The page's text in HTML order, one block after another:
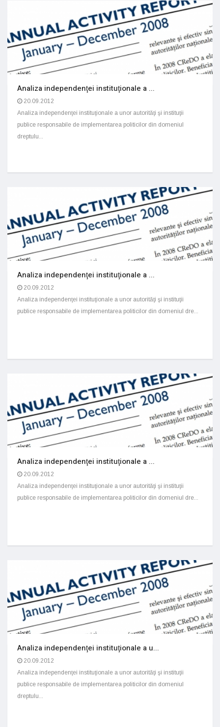
Analiza independenţei instituţionale a ...
20.09.2012
Analiza independenţei instituţionale a unor autorităţi şi instituţii
publice responsabile de implementarea politicilor din domeniul
dreptulu...
Analiza independenţei instituţionale a ...
20.09.2012
Analiza independenţei instituţionale a unor autorităţi şi instituţii
publice responsabile de implementarea politicilor din domeniul dre...
Analiza independenţei instituţionale a ...
20.09.2012
Analiza independenţei instituţionale a unor autorităţi şi instituţii
publice responsabile de implementarea politicilor din domeniul dre...
Analiza independenţei instituţionale a u...
20.09.2012
Analiza independenţei instituţionale a unor autorităţi şi instituţii
publice responsabile de implementarea politicilor din domeniul
dreptulu...